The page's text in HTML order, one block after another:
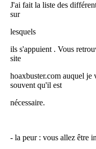
J'ai fait la liste des
sur
lesquels
ils s'appuient . Vous
site
hoaxbuster.com auquel je
souvent qu'il est
nécessaire.
- la peur : vous allez être